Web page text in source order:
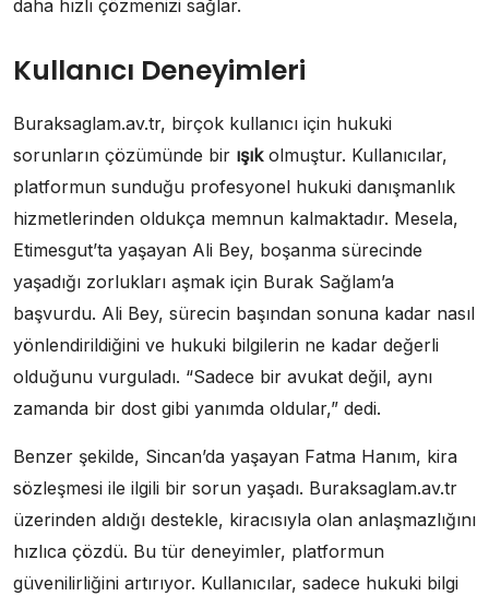
daha hızlı çözmenizi sağlar.
Kullanıcı Deneyimleri
Buraksaglam.av.tr, birçok kullanıcı için hukuki
sorunların çözümünde bir ışıkolmuştur. Kullanıcılar,
platformun sunduğu profesyonel hukuki danışmanlık
hizmetlerinden oldukça memnun kalmaktadır. Mesela,
Etimesgut’ta yaşayan Ali Bey, boşanma sürecinde
yaşadığı zorlukları aşmak için Burak Sağlam’a
başvurdu. Ali Bey, sürecin başından sonuna kadar nasıl
yönlendirildiğini ve hukuki bilgilerin ne kadar değerli
olduğunu vurguladı. “Sadece bir avukat değil, aynı
zamanda bir dost gibi yanımda oldular,” dedi.
Benzer şekilde, Sincan’da yaşayan Fatma Hanım, kira
sözleşmesi ile ilgili bir sorun yaşadı. Buraksaglam.av.tr
üzerinden aldığı destekle, kiracısıyla olan anlaşmazlığını
hızlıca çözdü. Bu tür deneyimler, platformun
güvenilirliğini artırıyor. Kullanıcılar, sadece hukuki bilgi